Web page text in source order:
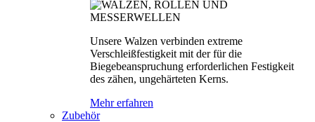
Unsere Walzen verbinden extreme
Verschleißfestigkeit mit der für die
Biegebeanspruchung erforderlichen Festigkeit
des zähen, ungehärteten Kerns.
Mehr erfahren
Zubehör